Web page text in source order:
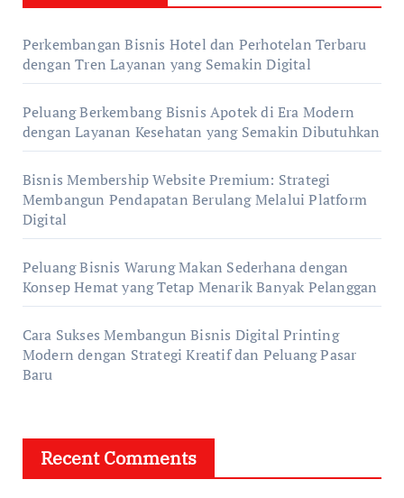
Perkembangan Bisnis Hotel dan Perhotelan Terbaru
dengan Tren Layanan yang Semakin Digital
Peluang Berkembang Bisnis Apotek di Era Modern
dengan Layanan Kesehatan yang Semakin Dibutuhkan
Bisnis Membership Website Premium: Strategi
Membangun Pendapatan Berulang Melalui Platform
Digital
Peluang Bisnis Warung Makan Sederhana dengan
Konsep Hemat yang Tetap Menarik Banyak Pelanggan
Cara Sukses Membangun Bisnis Digital Printing
Modern dengan Strategi Kreatif dan Peluang Pasar
Baru
Recent Comments